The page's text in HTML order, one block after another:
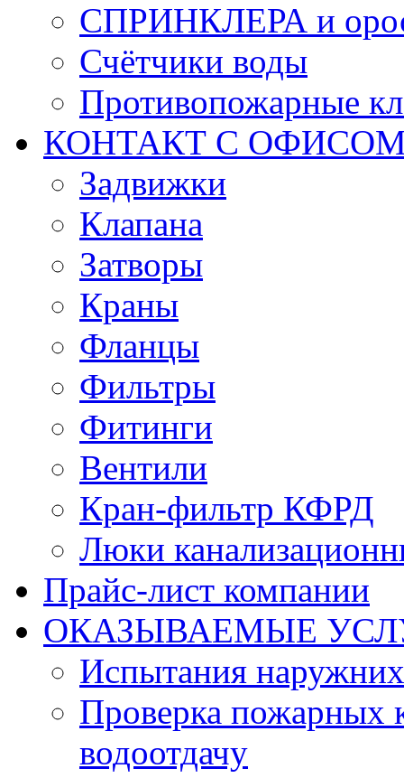
СПРИНКЛЕРА и
Счётчики воды
Противопожарные
КОНТАКТ С ОФИСОМ
Задвижки
Клапана
Затворы
Краны
Фланцы
Фильтры
Фитинги
Вентили
Кран-фильтр КФРД
Люки
Прайс-лист компании
ОКАЗЫВАЕМЫЕ
Испытания
Проверка пожарных
водоотдачу